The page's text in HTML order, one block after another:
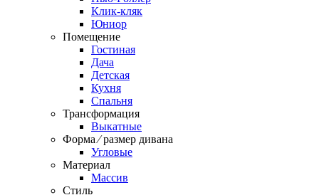
Клик-кляк
Юниор
Помещение
Гостиная
Дача
Детская
Кухня
Спальня
Трансформация
Выкатные
Форма ⁄ размер дивана
Угловые
Материал
Массив
Стиль